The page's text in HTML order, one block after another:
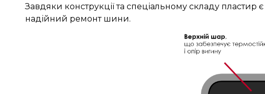
Завдяки конструкції та спеціальному складу
надійний ремонт шини.